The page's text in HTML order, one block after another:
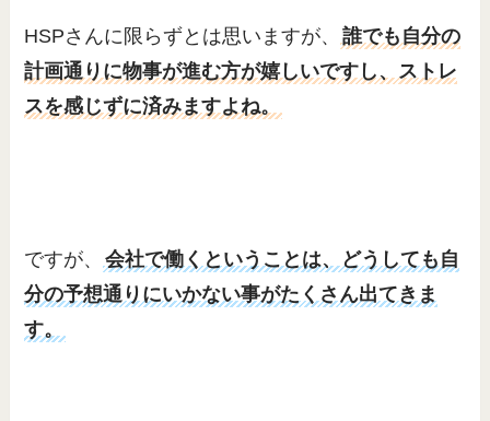
HSPさんに限らずとは思いますが、 誰でも自分の
計画通りに物事が進む方が嬉しいですし、ストレ
スを感じずに済みますよね。
ですが、 会社で働くということは、どうしても自
分の予想通りにいかない事がたくさん出てきま
す。